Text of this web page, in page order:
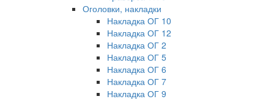
Оголовки, накладки
Накладка ОГ 10
Накладка ОГ 12
Накладка ОГ 2
Накладка ОГ 5
Накладка ОГ 6
Накладка ОГ 7
Накладка ОГ 9